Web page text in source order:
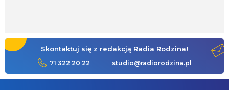
Skontaktuj się z redakcją Radia Rodzina!
71 322 20 22 studio@radiorodzina.pl